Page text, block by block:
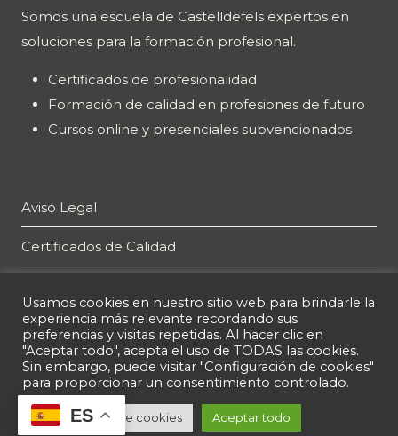
Somos una escuela de Castelldefels expertos en
soluciones para la formación profesional.
Certificados de profesionalidad
Formación de calidad en profesiones de futuro
Cursos online y presenciales subvencionados
Aviso Legal
Certificados de Calidad
Política de privacidad
Política de cookies
Usamos cookies en nuestro sitio web para brindarle la
experiencia más relevante recordando sus
preferencias y visitas repetidas. Al hacer clic en
"Aceptar todo", acepta el uso de TODAS las cookies.
Sin embargo, puede visitar "Configuración de cookies"
para proporcionar un consentimiento controlado.
Configuración de cookies Aceptar todo
ES